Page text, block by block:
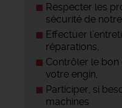
Respecter les
sécurité de
Effectuer
réparations,
Contrôler le
votre engin,
Participer, si
machines